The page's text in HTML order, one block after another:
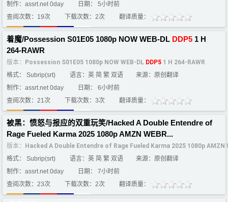
制作：assrt.net 0day
日期： 5小时前
查阅次数：19次
下载次数：2次 翻译质量：
着魔/Possession S01E05 1080p NOW WEB-DL DDP5 1 H
264-RAWR
版本： Possession S01E05 1080p NOW WEB-DL DDP5 1 H 264-RAWR
格式： Subrip(srt)
语言：英 简 繁 双语
来源：原创翻译
制作：assrt.net 0day
日期： 6小时前
查阅次数：21次
下载次数：3次 翻译质量：
被黑：愤怒与报应的双重玩笑/Hacked A Double Entendre of
Rage Fueled Karma 2025 1080p AMZN WEBR...
版本：
Hacked A Double Entendre of Rage Fueled Karma 2025 1080p AMZN
格式： Subrip(srt)
语言：英 简 繁 双语
来源：原创翻译
制作：assrt.net 0day
日期： 7小时前
查阅次数：23次
下载次数：2次 翻译质量：